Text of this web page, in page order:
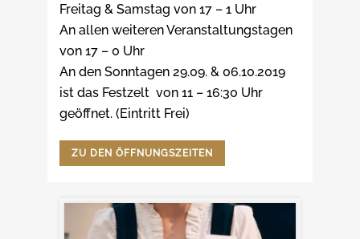
Freitag & Samstag von 17 – 1 Uhr
An allen weiteren Veranstaltungstagen
von 17 – 0 Uhr
An den Sonntagen 29.09. & 06.10.2019
ist das Festzelt von 11 – 16:30 Uhr
geöffnet. (Eintritt Frei)
ZU DEN ÖFFNUNGSZEITEN